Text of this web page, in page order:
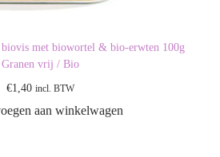
met biowortel & bio-erwten 100g
Granen vrij / Bio
€1,40 incl. BTW
aan winkelwagen